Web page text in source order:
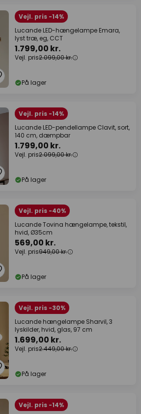
Vejl. pris -14%
Lucande LED-hængelampe Emara,
lyst træ, eg, CCT
1.799,00 kr.
Vejl. pris2.099,00 kr.
På lager
Vejl. pris -14%
Lucande LED-pendellampe Clavit, sort,
140 cm, dæmpbar
1.799,00 kr.
Vejl. pris2.099,00 kr.
På lager
Vejl. pris -40%
Lucande Tovina hængelampe, tekstil,
hvid, Ø35cm
569,00 kr.
Vejl. pris949,00 kr.
På lager
Vejl. pris -30%
Lucande hængelampe Sharvil, 3
lyskilder, hvid, glas, 97 cm
1.699,00 kr.
Vejl. pris2.449,00 kr.
På lager
Vejl. pris -14%